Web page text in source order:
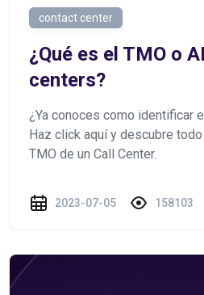
contact center
¿Qué es el TMO o
centers?
¿Ya conoces como identificar
Haz click aquí y descubre
TMO de un Call Center.
2023-07-05 158103